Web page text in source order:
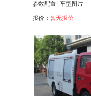
参数配置 车型图片
报价： 暂无报价